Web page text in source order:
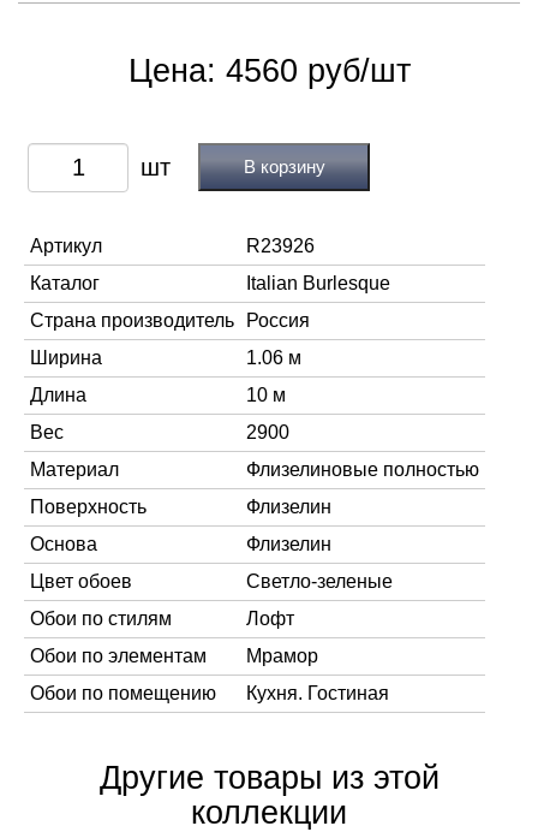
Цена: 4560 руб/шт
В корзину
Артикул
R23926
Каталог
Italian Burlesque
Страна производитель
Россия
Ширина
1.06 м
Длина
10 м
Вес
2900
Материал
Флизелиновые полностью
Поверхность
Флизелин
Основа
Флизелин
Цвет обоев
Светло-зеленые
Обои по стилям
Лофт
Обои по элементам
Мрамор
Обои по помещению
Кухня. Гостиная
Другие товары из этой
коллекции